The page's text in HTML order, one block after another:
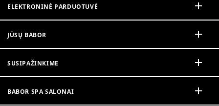
ELEKTRONINĖ PARDUOTUVĖ
JŪSŲ BABOR
SUSIPAŽINKIME
BABOR SPA SALONAI